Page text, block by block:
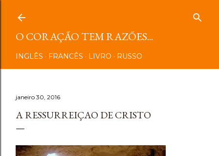
O CORAÇÃO TEM RAZÕES...
INGLÊS FRANCÊS LIVRO RUSSO
janeiro 30, 2016
A RESSURREIÇAO DE CRISTO